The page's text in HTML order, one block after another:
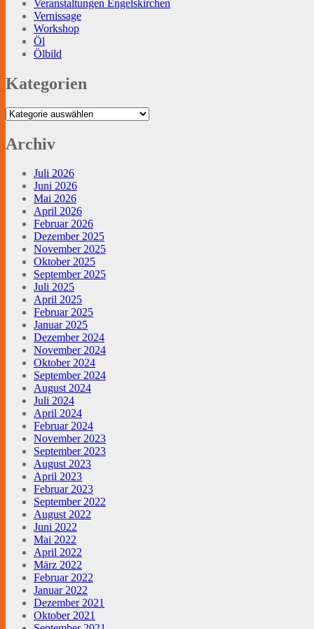
Veranstaltungen Engelskirchen
Vernissage
Workshop
Öl
Ölbild
Kategorien
Kategorien
Archiv
Juli 2026
Juni 2026
Mai 2026
April 2026
Februar 2026
Dezember 2025
November 2025
Oktober 2025
September 2025
Juli 2025
April 2025
Februar 2025
Januar 2025
Dezember 2024
November 2024
Oktober 2024
September 2024
August 2024
Juli 2024
April 2024
Februar 2024
November 2023
September 2023
August 2023
April 2023
Februar 2023
September 2022
August 2022
Juni 2022
Mai 2022
April 2022
März 2022
Februar 2022
Januar 2022
Dezember 2021
Oktober 2021